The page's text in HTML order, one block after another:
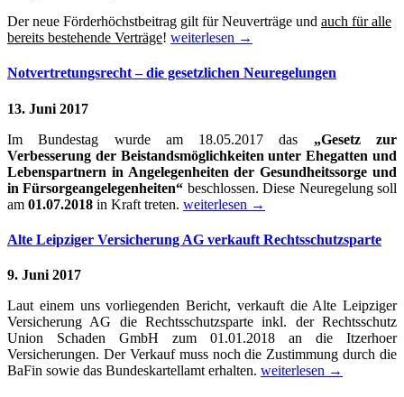
Der neue Förderhöchstbeitrag gilt für Neuverträge und auch für alle
bereits bestehende Verträge! weiterlesen →
Notvertretungsrecht – die gesetzlichen Neuregelungen
13. Juni 2017
Im Bundestag wurde am 18.05.2017 das „Gesetz zur
Verbesserung der Beistandsmöglichkeiten unter Ehegatten und
Lebenspartnern in Angelegenheiten der Gesundheitssorge und
in Fürsorgeangelegenheiten“ beschlossen. Diese Neuregelung soll
am 01.07.2018 in Kraft treten. weiterlesen →
Alte Leipziger Versicherung AG verkauft Rechtsschutzsparte
9. Juni 2017
Laut einem uns vorliegenden Bericht, verkauft die Alte Leipziger
Versicherung AG die Rechtsschutzsparte inkl. der Rechtsschutz
Union Schaden GmbH zum 01.01.2018 an die Itzerhoer
Versicherungen. Der Verkauf muss noch die Zustimmung durch die
BaFin sowie das Bundeskartellamt erhalten. weiterlesen →